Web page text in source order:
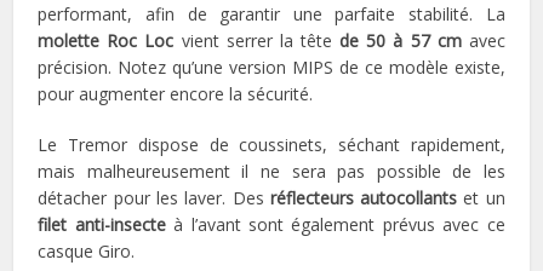
performant, afin de garantir une parfaite stabilité. La
molette Roc Loc vient serrer la têtede 50 à 57 cmavec
précision. Notez qu’une version MIPS de ce modèle existe,
pour augmenter encore la sécurité.
Le Tremor dispose de coussinets, séchant rapidement,
mais malheureusement il ne sera pas possible de les
détacher pour les laver. Des réflecteurs autocollants et un
filet anti-insecteà l’avant sont également prévus avec ce
casque Giro.